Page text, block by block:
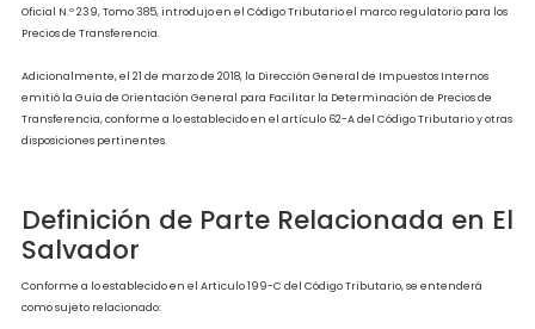
Leyes Regulatorias de Precios de
Transferencia en El Salvador
El Decreto Legislativo N.º 233, de fecha 16 de diciembre de 2009, publicado en el
Adicionalmente, el 21 de marzo de 2018, la Dirección General de Impuestos
emitió la Guía de Orientación General para Facilitar la Determinación de Precios
disposiciones pertinentes.